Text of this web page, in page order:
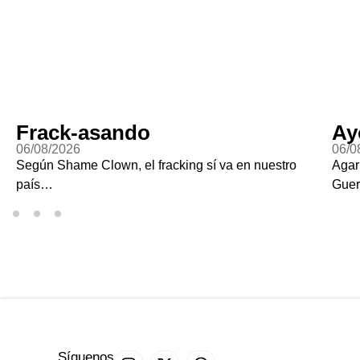
Frack-asando
06/08/2026
Según Shame Clown, el fracking sí va en nuestro
país…
06/